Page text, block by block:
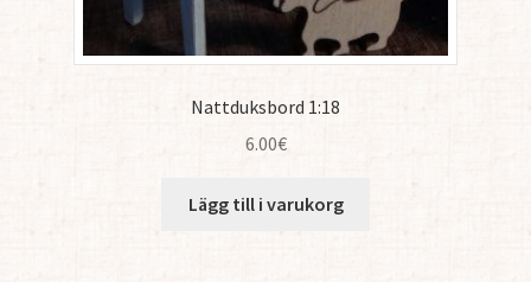
Nattduksbord 1:18
6.00€
Lägg till i varukorg